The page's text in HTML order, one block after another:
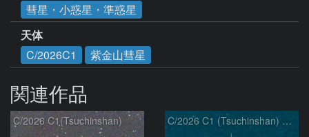
彗星・小惑星・準惑星
天体
C/2026C1
紫金山彗星
関連作品
C/2026 C1(Tsuchinshan) C/2026 C1 (Tsuchinshan) の変化